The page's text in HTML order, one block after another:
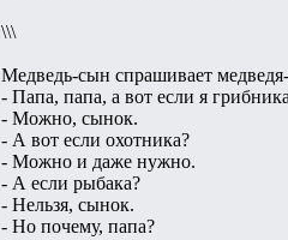
\\\
Медведь-сын спрашивает
- Папа, папа, а вот если я
- Можно, сынок.
- А вот если охотника?
- Можно и даже нужно.
- А если рыбака?
- Нельзя, сынок.
- Но почему, папа?